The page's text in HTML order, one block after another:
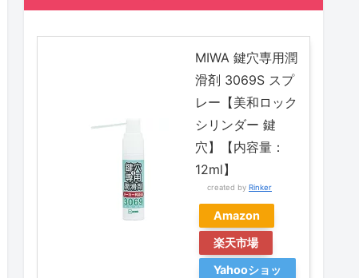
MIWA 鍵穴専用潤
滑剤 3069S スプ
レー【美和ロック
シリンダー 鍵
穴】【内容量：
12ml】
created by Rinker
Amazon
楽天市場
Yahooショッ